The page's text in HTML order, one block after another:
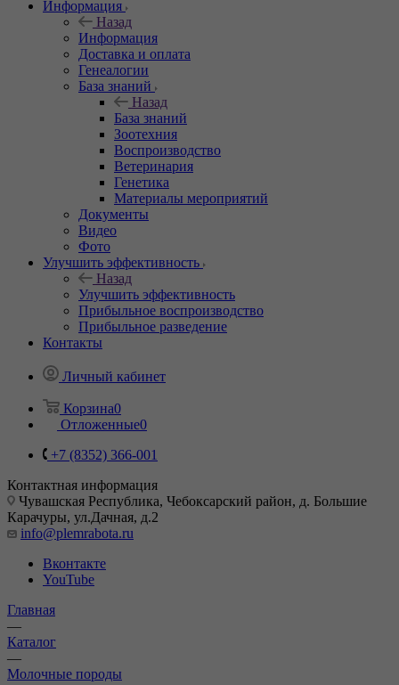
Информация
Назад
Информация
Доставка и оплата
Генеалогии
База знаний
Назад
База знаний
Зоотехния
Воспроизводство
Ветеринария
Генетика
Материалы мероприятий
Документы
Видео
Фото
Улучшить эффективность
Назад
Улучшить эффективность
Прибыльное воспроизводство
Прибыльное разведение
Контакты
Личный кабинет
Корзина0
Отложенные0
+7 (8352) 366-001
Контактная информация
Чувашская Республика, Чебоксарский район, д. Большие
Карачуры, ул.Дачная, д.2
info@plemrabota.ru
Вконтакте
YouTube
Главная
—
Каталог
—
Молочные породы